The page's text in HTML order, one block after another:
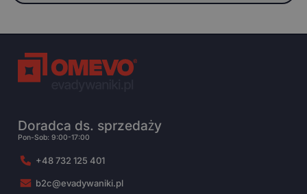
Doradca ds. sprzedaży
Pon-Sob: 9:00-17:00
+48 732 125 401
b2c@evadywaniki.pl